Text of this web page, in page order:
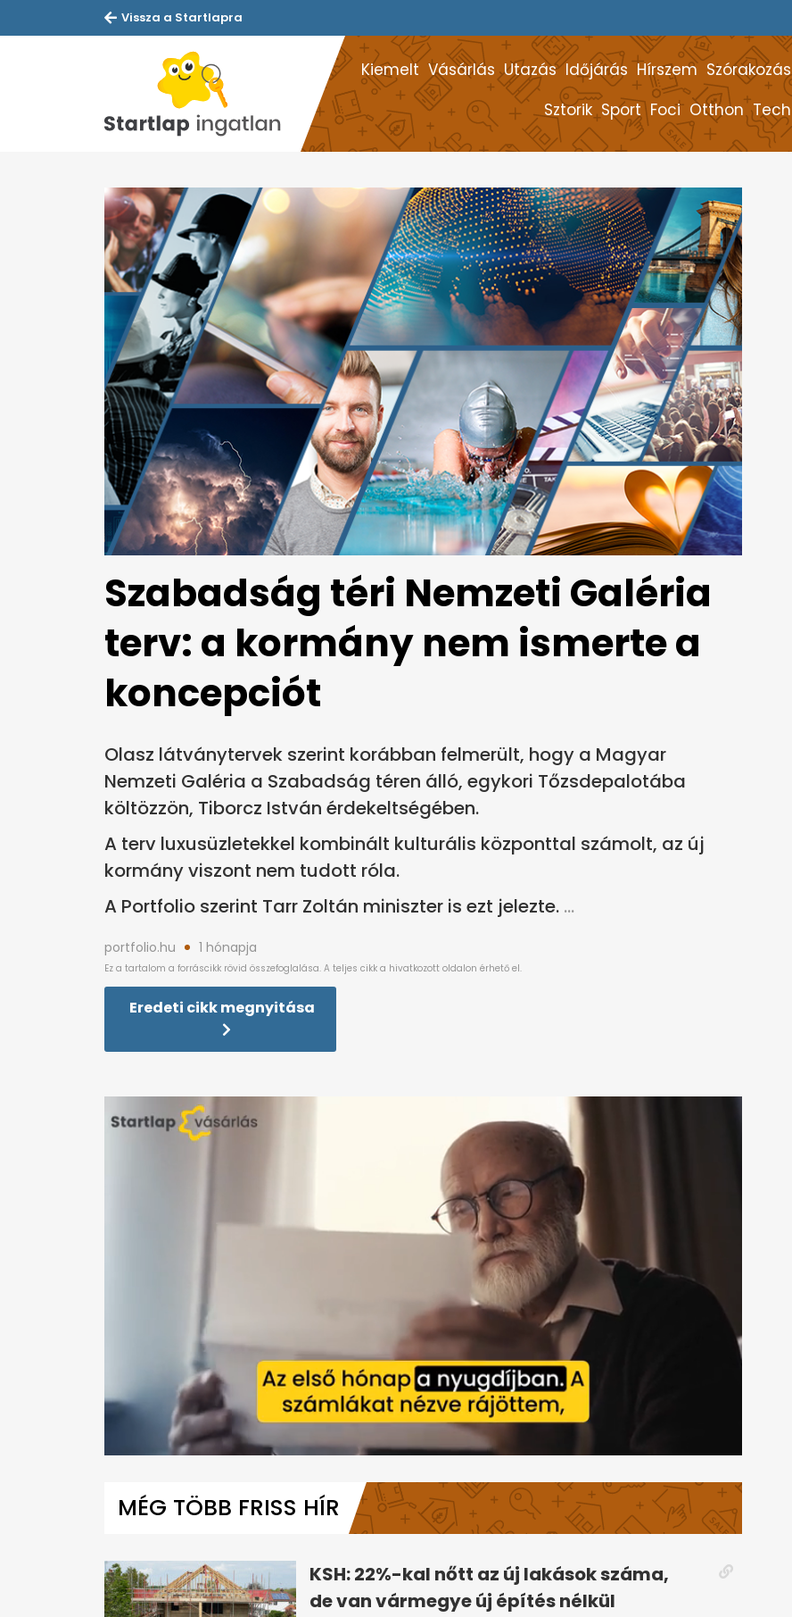
Vissza a Startlapra
Kiemelt Vásárlás Utazás Időjárás Hírszem Szórakozás
Sztorik Sport Foci Otthon Tech
Szabadság téri Nemzeti Galéria
terv: a kormány nem ismerte a
koncepciót
Olasz látványtervek szerint korábban felmerült, hogy a Magyar
Nemzeti Galéria a Szabadság téren álló, egykori Tőzsdepalotába
költözzön, Tiborcz István érdekeltségében.
A terv luxusüzletekkel kombinált kulturális központtal számolt, az új
kormány viszont nem tudott róla.
A Portfolio szerint Tarr Zoltán miniszter is ezt jelezte.
portfolio.hu 1 hónapja
Eredeti cikk megnyitása
minutes,
0%
MÉG TÖBB FRISS HÍR
KSH: 22%-kal nőtt az új lakások száma,
de van vármegye új építés nélkül